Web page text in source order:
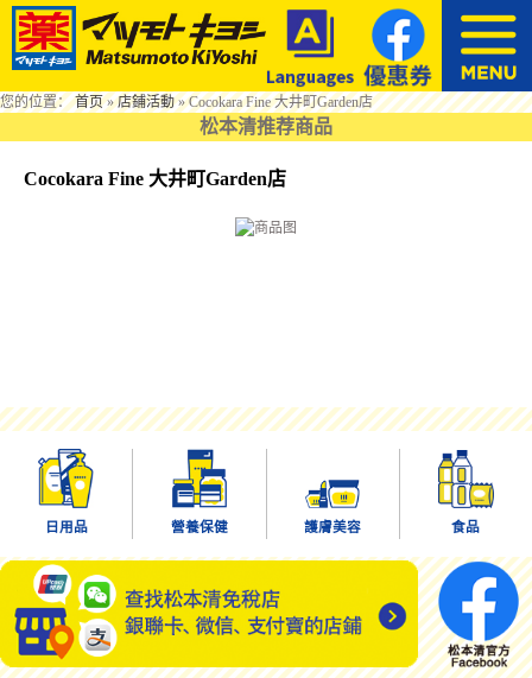
您的位置：首页»店鋪活動»Cocokara Fine 大井町Garden店
松本清推荐商品
Cocokara Fine 大井町Garden店
日用品 營養保健 護膚美容 食品